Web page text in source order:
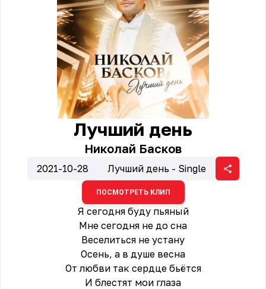
Лучший день
Николай Басков
2021-10-28 Лучший день - Single
ПОСМОТРЕТЬ КЛИП
Я сегодня буду пьяный
Мне сегодня не до сна
Веселиться не устану
Осень, а в душе весна
От любви так сердце бьётся
И блестят мои глаза